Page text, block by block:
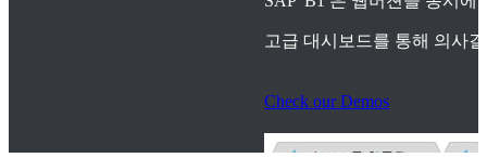
고급 대시보드를 통해 의사
Check our Demos